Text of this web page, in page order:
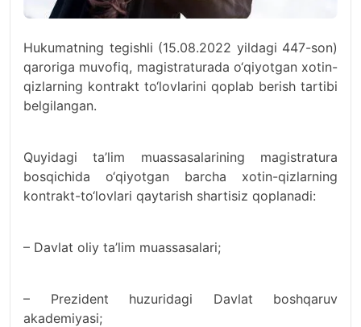
Hukumatning tegishli (15.08.2022 yildagi 447-son)
qaroriga muvofiq, magistraturada o‘qiyotgan xotin-
qizlarning kontrakt to‘lovlarini qoplab berish tartibi
belgilangan.
Quyidagi ta’lim muassasalarining magistratura
bosqichida o‘qiyotgan barcha xotin-qizlarning
kontrakt-to‘lovlari qaytarish shartisiz qoplanadi:
– Davlat oliy ta’lim muassasalari;
– Prezident huzuridagi Davlat boshqaruv
akademiyasi;